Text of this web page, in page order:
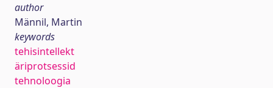
author
Männil, Martin
keywords
tehisintellekt
äriprotsessid
tehnoloogia